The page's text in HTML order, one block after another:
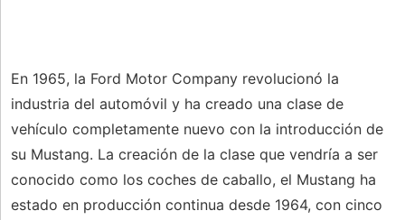
En 1965, la Ford Motor Company revolucionó la
industria del automóvil y ha creado una clase de
vehículo completamente nuevo con la introducción de
su Mustang. La creación de la clase que vendría a ser
conocido como los coches de caballo, el Mustang ha
estado en producción continua desde 1964, con cinco